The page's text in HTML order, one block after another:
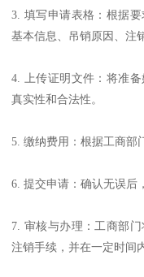
3. 填写申请表格：根据
基本信息、吊销原因、注
4. 上传证明文件：将准
真实性和合法性。
5. 缴纳费用：根据工商部
6. 提交申请：确认无误后
7. 审核与办理：工商部
注销手续，并在一定时间